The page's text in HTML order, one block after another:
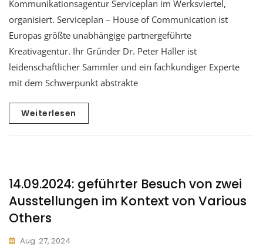
Kommunikationsagentur Serviceplan im Werksviertel,
organisiert. Serviceplan – House of Communication ist
Europas größte unabhängige partnergeführte
Kreativagentur. Ihr Gründer Dr. Peter Haller ist
leidenschaftlicher Sammler und ein fachkundiger Experte
mit dem Schwerpunkt abstrakte
Weiterlesen
14.09.2024: geführter Besuch von zwei
Ausstellungen im Kontext von Various
Others
Aug. 27, 2024